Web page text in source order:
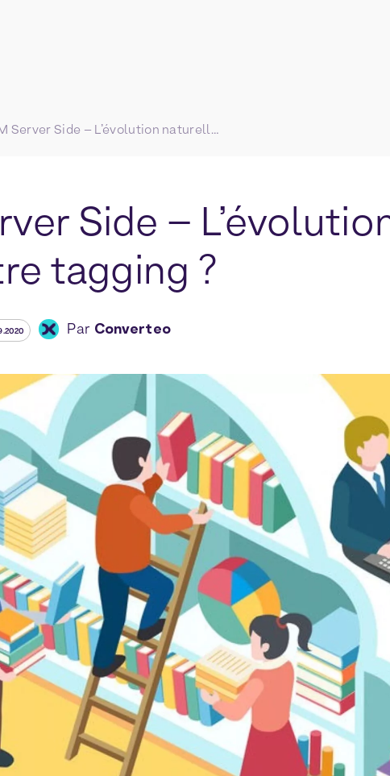
GTM Server Side – L’évolution naturelle pour votre tagging ?
Side –
tagging ?
Par Converteo